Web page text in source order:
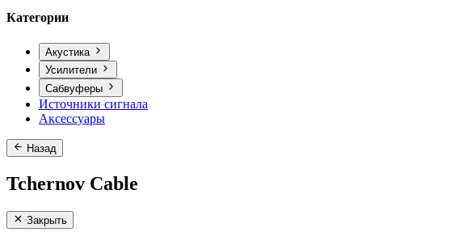
Категории
Акустика
Усилители
Сабвуферы
Источники сигнала
Аксессуары
Назад
Tchernov Cable
Закрыть